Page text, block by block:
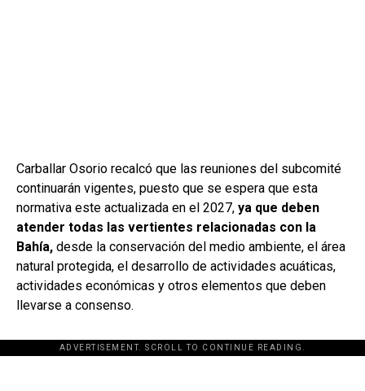
Carballar Osorio recalcó que las reuniones del subcomité
continuarán vigentes, puesto que se espera que esta
normativa este actualizada en el 2027, ya que deben
atender todas las vertientes relacionadas con la
Bahía, desde la conservación del medio ambiente, el área
natural protegida, el desarrollo de actividades acuáticas,
actividades económicas y otros elementos que deben
llevarse a consenso.
ADVERTISEMENT. SCROLL TO CONTINUE READING.
[adsforwp id="243463"]